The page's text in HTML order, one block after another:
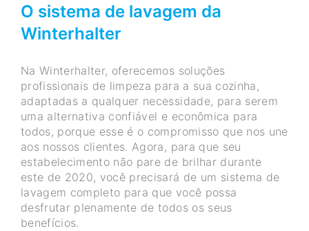
O sistema de lavagem da
Winterhalter
Na Winterhalter, oferecemos soluções
profissionais de limpeza para a sua cozinha,
adaptadas a qualquer necessidade, para serem
uma alternativa confiável e econômica para
todos, porque esse é o compromisso que nos une
aos nossos clientes. Agora, para que seu
estabelecimento não pare de brilhar durante
este de 2020, você precisará de um sistema de
lavagem completo para que você possa
desfrutar plenamente de todos os seus
benefícios.